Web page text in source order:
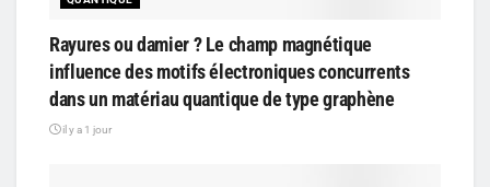
Rayures ou damier ? Le champ magnétique
influence des motifs électroniques concurrents
dans un matériau quantique de type graphène
il y a 1 jour